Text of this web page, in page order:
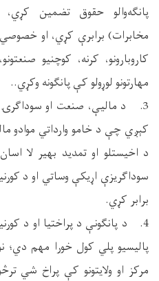
پانګه‌والو حقوق تضمین کړي،
مخابرات) برابرې کړي، او
کاروبارونو، کرنه، کوچنیو
مهارتونو لوړولو کې پانګونه وکړي..
3. د مالیې، صنعت او سوداګرۍ او
کېږي چې د خامو وارداتي موادو
د اخیستلو او تمدید بهیر لا
سوداګریزې اړیکې وساتي او د
برابر کړي.
4. د پانګونې د پراختیا او د
پالیسیو پلي کول خورا مهم دي؛
مرکز او ولایتونو کې پراخ شي